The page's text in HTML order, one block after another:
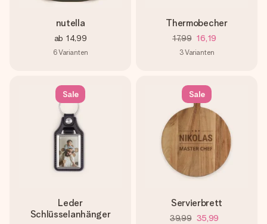
nutella
ab 14,99
6Varianten
Thermobecher
17,99 16,19
3Varianten
Sale
Leder
Schlüsselanhänger
Sale
Servierbrett
39,99 35,99